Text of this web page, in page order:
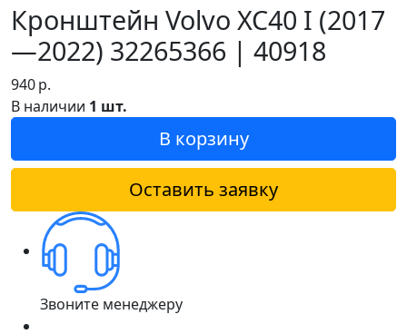
Кронштейн Volvo XC40 I (2017
—2022) 32265366 | 40918
940р.
В наличии 1 шт.
В корзину
Оставить заявку
Звоните менеджеру